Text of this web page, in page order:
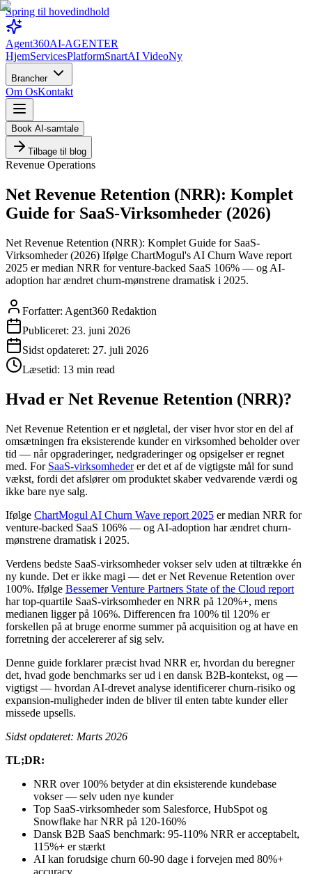
Spring til hovedindhold
Agent360AI-AGENTER
HjemServicesPlatformSnartAI VideoNy
Brancher
Om OsKontakt
Book AI-samtale
Tilbage til blog
Revenue Operations
Net Revenue Retention (NRR): Komplet
Guide for SaaS-Virksomheder (2026)
Net Revenue Retention (NRR): Komplet Guide for SaaS-
Virksomheder (2026) Ifølge ChartMogul's AI Churn Wave report
2025 er median NRR for venture-backed SaaS 106% — og AI-
adoption har ændret churn-mønstrene dramatisk i 2025.
Forfatter: Agent360 Redaktion
Publiceret: 23. juni 2026
Sidst opdateret: 27. juli 2026
Læsetid: 13 min read
Hvad er Net Revenue Retention (NRR)?
Net Revenue Retention er et nøgletal, der viser hvor stor en del af
omsætningen fra eksisterende kunder en virksomhed beholder over
tid — når opgraderinger, nedgraderinger og opsigelser er regnet
med. For SaaS-virksomhederer det et af de vigtigste mål for sund
vækst, fordi det afslører om produktet skaber vedvarende værdi og
ikke bare nye salg.
Ifølge ChartMogul AI Churn Wave report 2025 er median NRR for
venture-backed SaaS 106% — og AI-adoption har ændret churn-
mønstrene dramatisk i 2025.
Verdens bedste SaaS-virksomheder vokser selv uden at tiltrække én
ny kunde. Det er ikke magi — det er Net Revenue Retention over
100%. Ifølge Bessemer Venture Partners State of the Cloud report
har top-quartile SaaS-virksomheder en NRR på 120%+, mens
medianen ligger på 106%. Differencen fra 100% til 120% er
forskellen på at bruge enorme summer på acquisition og at have en
forretning der accelererer af sig selv.
Denne guide forklarer præcist hvad NRR er, hvordan du beregner
det, hvad gode benchmarks ser ud i en dansk B2B-kontekst, og —
vigtigst — hvordan AI-drevet analyse identificerer churn-risiko og
expansion-muligheder inden de bliver til enten tabte kunder eller
missede upsells.
Sidst opdateret: Marts 2026
TL;DR:
NRR over 100% betyder at din eksisterende kundebase
vokser — selv uden nye kunder
Top SaaS-virksomheder som Salesforce, HubSpot og
Snowflake har NRR på 120-160%
Dansk B2B SaaS benchmark: 95-110% NRR er acceptabelt,
115%+ er stærkt
AI kan forudsige churn 60-90 dage i forvejen med 80%+
accuracy